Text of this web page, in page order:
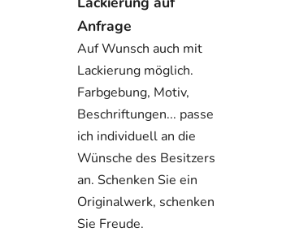
Anfrage
Auf Wunsch auch mit
Lackierung möglich.
Farbgebung, Motiv,
Beschriftungen... passe
ich individuell an die
Wünsche des Besitzers
an. Schenken Sie ein
Originalwerk, schenken
Sie Freude.